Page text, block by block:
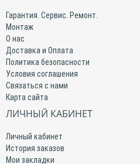
Гарантия. Сервис. Ремонт.
Монтаж
О нас
Доставка и Оплата
Политика безопасности
Условия соглашения
Связаться с нами
Карта сайта
ЛИЧНЫЙ КАБИНЕТ
Личный кабинет
История заказов
Мои закладки